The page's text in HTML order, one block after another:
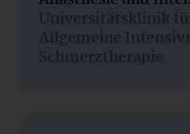
Universitätsklinik
Allgemeine
Schmerztherapie